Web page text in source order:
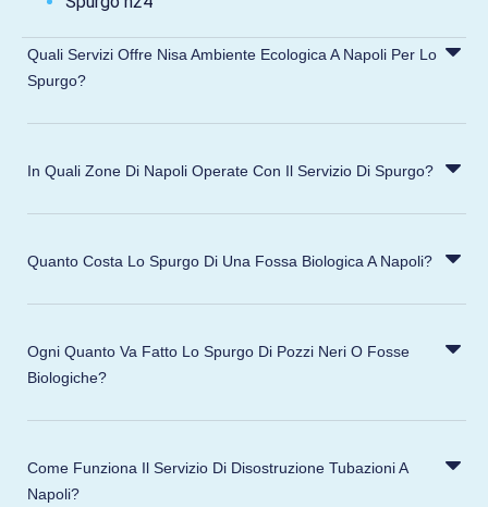
Quali Servizi Offre Nisa Ambiente Ecologica A Napoli Per Lo
Spurgo?
In Quali Zone Di Napoli Operate Con Il Servizio Di Spurgo?
Quanto Costa Lo Spurgo Di Una Fossa Biologica A Napoli?
Ogni Quanto Va Fatto Lo Spurgo Di Pozzi Neri O Fosse
Biologiche?
Come Funziona Il Servizio Di Disostruzione Tubazioni A
Napoli?